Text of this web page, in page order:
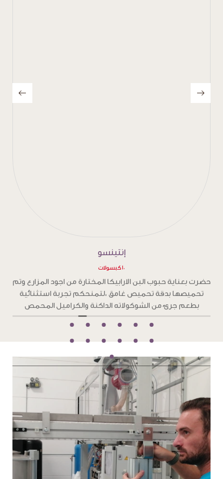
إنتينسو
١٠ كبسولات
حضرت بعناية حبوب البن الارابيكا المختارة من اجود المزارع وتم
تحميصها بدقة تحميص غامق ،لتمنحكم تجربة استثنائية
بطعم جرئ من الشوكولاته الداكنة والكراميل المحمص